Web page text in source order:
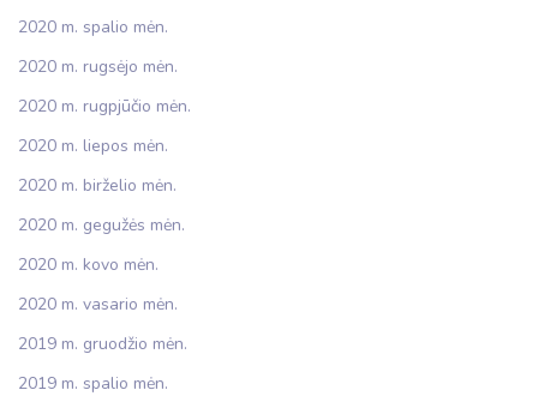
2020 m. spalio mėn.
2020 m. rugsėjo mėn.
2020 m. rugpjūčio mėn.
2020 m. liepos mėn.
2020 m. birželio mėn.
2020 m. gegužės mėn.
2020 m. kovo mėn.
2020 m. vasario mėn.
2019 m. gruodžio mėn.
2019 m. spalio mėn.